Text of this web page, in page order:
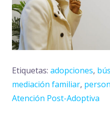
Etiquetas: adopciones,
mediación familiar,
Atención Post-Adoptiva